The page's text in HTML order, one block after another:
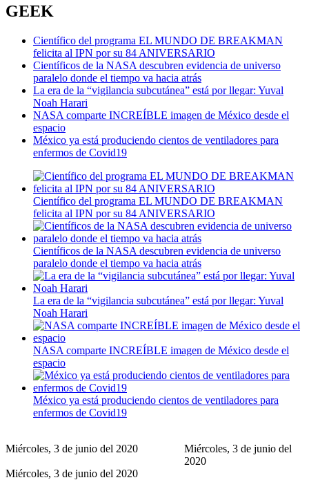
GEEK
Científico del programa EL MUNDO DE BREAKMAN
felicita al IPN por su 84 ANIVERSARIO
Científicos de la NASA descubren evidencia de universo
paralelo donde el tiempo va hacia atrás
La era de la “vigilancia subcutánea” está por llegar: Yuval
Noah Harari
NASA comparte INCREÍBLE imagen de México desde el
espacio
México ya está produciendo cientos de ventiladores para
enfermos de Covid19
Científico del programa EL MUNDO DE BREAKMAN
felicita al IPN por su 84 ANIVERSARIO
Científicos de la NASA descubren evidencia de universo
paralelo donde el tiempo va hacia atrás
La era de la “vigilancia subcutánea” está por llegar: Yuval
Noah Harari
NASA comparte INCREÍBLE imagen de México desde el
espacio
México ya está produciendo cientos de ventiladores para
enfermos de Covid19
Miércoles, 3 de junio del 2020
Miércoles, 3 de junio del 2020
Miércoles, 3 de junio del
2020